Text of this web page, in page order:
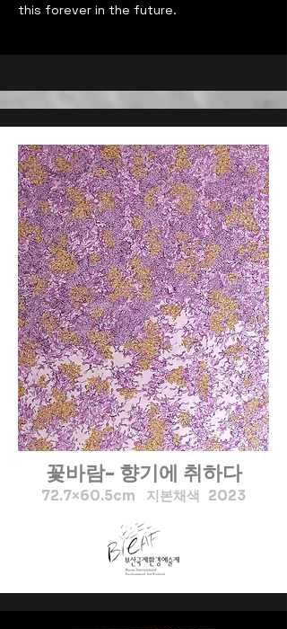
this forever in the future.
꽃바람- 향기에 취하다
72.7×60.5cm 지본채색 2023